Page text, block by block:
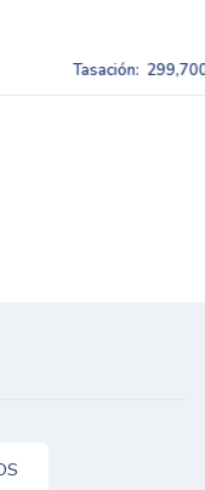
Tasación:299,700.00 €